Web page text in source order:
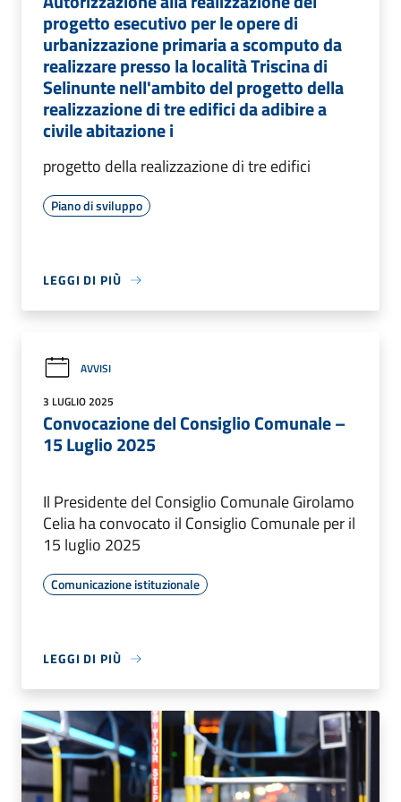
progetto esecutivo per le opere di
urbanizzazione primaria a scomputo da
realizzare presso la località Triscina di
Selinunte nell'ambito del progetto della
realizzazione di tre edifici da adibire a
civile abitazione i
progetto della realizzazione di tre edifici
Piano di sviluppo
LEGGI DI PIÙ
AVVISI
3 LUGLIO 2025
Convocazione del Consiglio Comunale –
15 Luglio 2025
Il Presidente del Consiglio Comunale Girolamo
Celia ha convocato il Consiglio Comunale per il
15 luglio 2025
Comunicazione istituzionale
LEGGI DI PIÙ